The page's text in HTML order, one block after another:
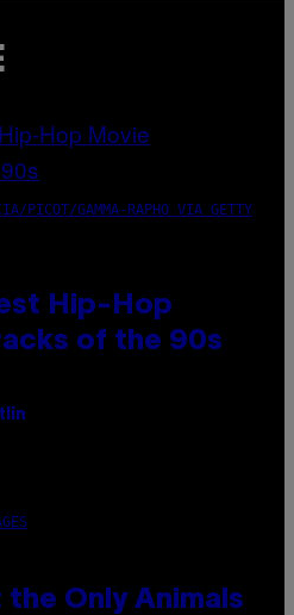
PICOT/GAMMA-RAPHO VIA GETTY
Hip-Hop
of the 90s
the Only Animals